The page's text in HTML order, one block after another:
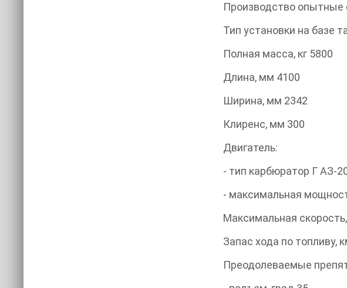
Производство опытные
Тип установки на базе
Полная масса, кг 5800
Длина, мм 4100
Ширина, мм 2342
Клиренс, мм 300
Двигатель:
- тип карбюратор Г АЗ-
- максимальная
Максимальная
Запас хода по топливу,
Преодолеваемые